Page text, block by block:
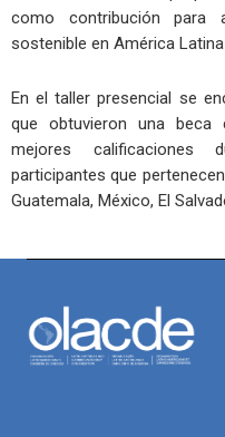
como contribución para
sostenible en América Latina
En el taller presencial se
que obtuvieron una beca
mejores calificaciones
participantes que
Guatemala, México, El